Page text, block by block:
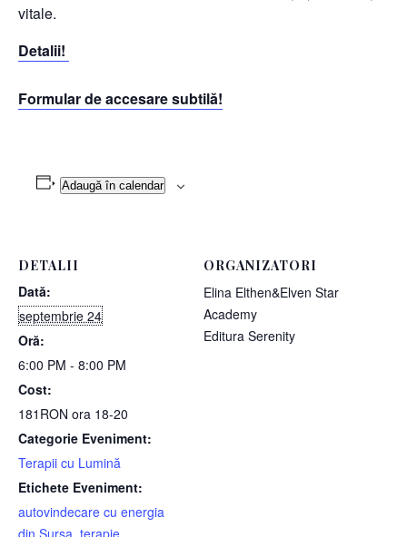
vitale.
Detalii!
Formular deaccesare subtilă!
Adaugă în calendar
DETALII
Dată:
septembrie 24
Oră:
6:00 PM - 8:00 PM
Cost:
181RON ora 18-20
Categorie Eveniment:
Terapii cu Lumină
Etichete Eveniment:
autovindecare cu energia
ORGANIZATORI
Elina Elthen&Elven Star
Academy
Editura Serenity